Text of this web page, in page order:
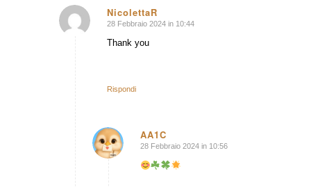
NicolettaR
dice:
28 Febbraio 2024 in 10:44
Thank you
Rispondi
AA1C
dice:
28 Febbraio 2024 in 10:56